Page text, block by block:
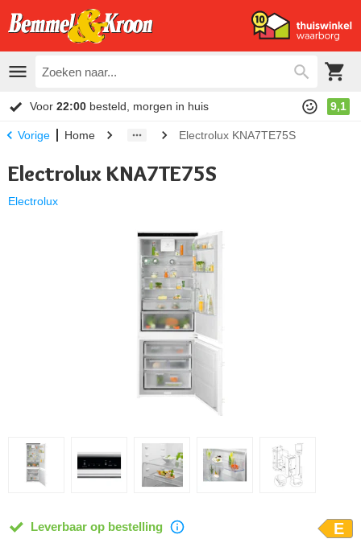
Voor 22:00 besteld, morgen in huis 9,1
Vorige Home Electrolux KNA7TE75S
Electrolux KNA7TE75S
Electrolux
Leverbaar op bestelling E